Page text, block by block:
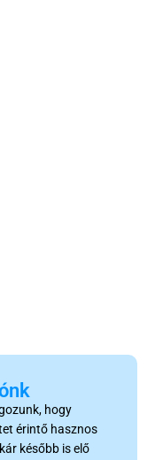
hogy
érintő hasznos
később is elő